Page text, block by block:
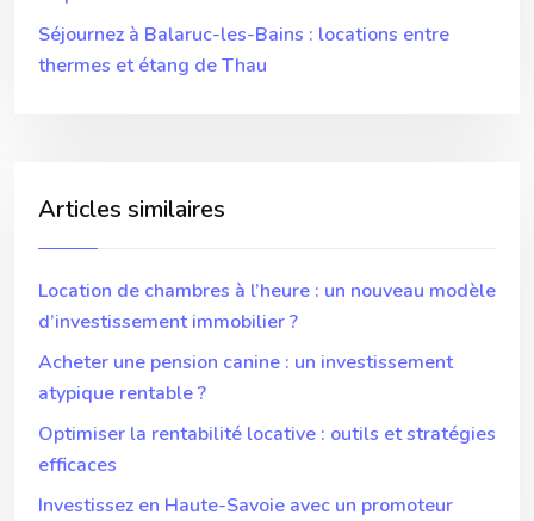
Séjournez à Balaruc-les-Bains : locations entre
thermes et étang de Thau
Articles similaires
Location de chambres à l’heure : un nouveau modèle
d’investissement immobilier ?
Acheter une pension canine : un investissement
atypique rentable ?
Optimiser la rentabilité locative : outils et stratégies
efficaces
Investissez en Haute-Savoie avec un promoteur